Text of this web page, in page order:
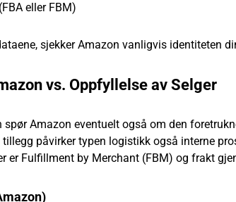
eller FBM)
sjekker Amazon vanligvis identiteten
vs. Oppfyllelse av Selger
spør Amazon eventuelt også om den
påvirker typen logistikk også interne
er Fulfillment by Merchant (FBM) og frakt